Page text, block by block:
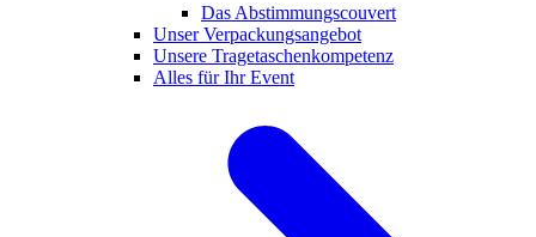
Das Abstimmungscouvert
Unser Verpackungsangebot
Unsere Tragetaschenkompetenz
Alles für Ihr Event